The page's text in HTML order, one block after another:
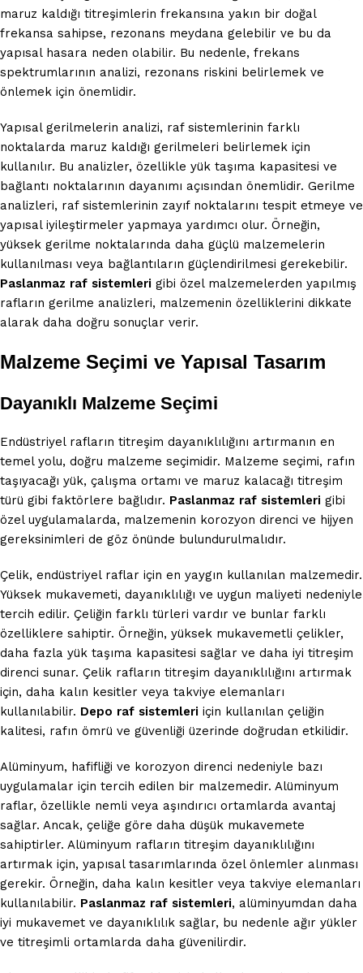
maruz kaldığı titreşimlerin frekansına yakın bir doğal
frekansa sahipse, rezonans meydana gelebilir ve bu da
yapısal hasara neden olabilir. Bu nedenle, frekans
spektrumlarının analizi, rezonans riskini belirlemek ve
önlemek için önemlidir.
Yapısal gerilmelerin analizi, raf sistemlerinin farklı
noktalarda maruz kaldığı gerilmeleri belirlemek için
kullanılır. Bu analizler, özellikle yük taşıma kapasitesi ve
bağlantı noktalarının dayanımı açısından önemlidir. Gerilme
analizleri, raf sistemlerinin zayıf noktalarını tespit etmeye ve
yapısal iyileştirmeler yapmaya yardımcı olur. Örneğin,
yüksek gerilme noktalarında daha güçlü malzemelerin
kullanılması veya bağlantıların güçlendirilmesi gerekebilir.
Paslanmaz raf sistemleri gibi özel malzemelerden yapılmış
rafların gerilme analizleri, malzemenin özelliklerini dikkate
alarak daha doğru sonuçlar verir.
Malzeme Seçimi ve Yapısal Tasarım
Dayanıklı Malzeme Seçimi
Endüstriyel rafların titreşim dayanıklılığını artırmanın en
temel yolu, doğru malzeme seçimidir. Malzeme seçimi, rafın
taşıyacağı yük, çalışma ortamı ve maruz kalacağı titreşim
türü gibi faktörlere bağlıdır. Paslanmaz raf sistemleri gibi
özel uygulamalarda, malzemenin korozyon direnci ve hijyen
gereksinimleri de göz önünde bulundurulmalıdır.
Çelik, endüstriyel raflar için en yaygın kullanılan malzemedir.
Yüksek mukavemeti, dayanıklılığı ve uygun maliyeti nedeniyle
tercih edilir. Çeliğin farklı türleri vardır ve bunlar farklı
özelliklere sahiptir. Örneğin, yüksek mukavemetli çelikler,
daha fazla yük taşıma kapasitesi sağlar ve daha iyi titreşim
direnci sunar. Çelik rafların titreşim dayanıklılığını artırmak
için, daha kalın kesitler veya takviye elemanları
kullanılabilir. Depo raf sistemleri için kullanılan çeliğin
kalitesi, rafın ömrü ve güvenliği üzerinde doğrudan etkilidir.
Alüminyum, hafifliği ve korozyon direnci nedeniyle bazı
uygulamalar için tercih edilen bir malzemedir. Alüminyum
raflar, özellikle nemli veya aşındırıcı ortamlarda avantaj
sağlar. Ancak, çeliğe göre daha düşük mukavemete
sahiptirler. Alüminyum rafların titreşim dayanıklılığını
artırmak için, yapısal tasarımlarında özel önlemler alınması
gerekir. Örneğin, daha kalın kesitler veya takviye elemanları
kullanılabilir. Paslanmaz raf sistemleri, alüminyumdan daha
iyi mukavemet ve dayanıklılık sağlar, bu nedenle ağır yükler
ve titreşimli ortamlarda daha güvenilirdir.